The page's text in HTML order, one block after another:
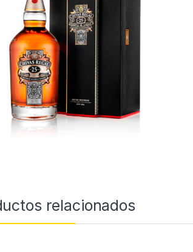
relacionados